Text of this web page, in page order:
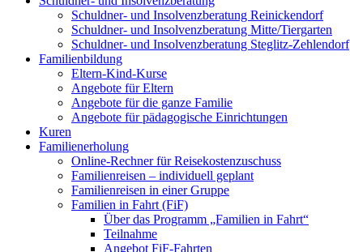
Schuldner- und Insolvenzberatung Reinickendorf
Schuldner- und Insolvenzberatung Mitte/Tiergarten
Schuldner- und Insolvenzberatung Steglitz-Zehlendorf
Familienbildung
Eltern-Kind-Kurse
Angebote für Eltern
Angebote für die ganze Familie
Angebote für pädagogische Einrichtungen
Kuren
Familienerholung
Online-Rechner für Reisekostenzuschuss
Familienreisen – individuell geplant
Familienreisen in einer Gruppe
Familien in Fahrt (FiF)
Über das Programm „Familien in Fahrt“
Teilnahme
Angebot FiF-Fahrten